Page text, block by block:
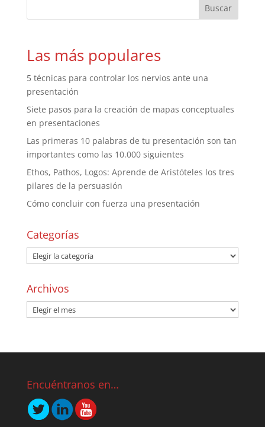
Las más populares
5 técnicas para controlar los nervios ante una
presentación
Siete pasos para la creación de mapas conceptuales
en presentaciones
Las primeras 10 palabras de tu presentación son tan
importantes como las 10.000 siguientes
Ethos, Pathos, Logos: Aprende de Aristóteles los tres
pilares de la persuasión
Cómo concluir con fuerza una presentación
Categorías
Archivos
Encuéntranos en…